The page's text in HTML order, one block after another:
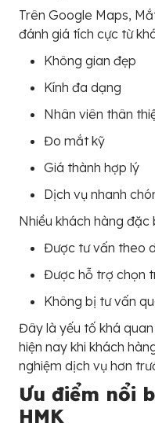
Trên Google Maps,
đánh giá tích cực từ
Không gian đẹp
Kính đa dạng
Nhân viên thân
Đo mắt kỹ
Giá thành hợp lý
Dịch vụ nhanh
Nhiều khách hàng
Được tư vấn theo
Được hỗ trợ chọn
Không bị tư vấn
Đây là yếu tố khá
hiện nay khi khách
nghiệm dịch vụ hơn
Ưu điểm nổi
HMK